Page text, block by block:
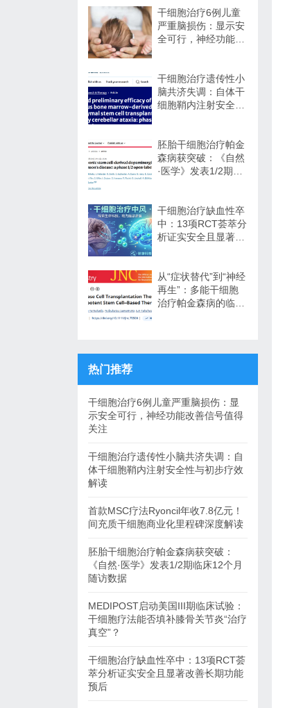
干细胞治疗6例儿童
严重脑损伤：显示安
全可行，神经功能改
干细胞治疗遗传性小
脑共济失调：自体干
细胞鞘内注射安全性
胚胎干细胞治疗帕金
森病获突破：《自然
·医学》发表1/2期临
干细胞治疗缺血性卒
中：13项RCT荟萃分
析证实安全且显著改
从“症状替代”到“神经
再生”：多能干细胞
治疗帕金森病的临床
热门推荐
干细胞治疗6例儿童严重脑损伤：显
示安全可行，神经功能改善信号值得
关注
干细胞治疗遗传性小脑共济失调：自
体干细胞鞘内注射安全性与初步疗效
解读
首款MSC疗法Ryoncil年收7.8亿元！
间充质干细胞商业化里程碑深度解读
胚胎干细胞治疗帕金森病获突破：
《自然·医学》发表1/2期临床12个月
随访数据
MEDIPOST启动美国III期临床试验：
干细胞疗法能否填补膝骨关节炎“治疗
真空”？
干细胞治疗缺血性卒中：13项RCT荟
萃分析证实安全且显著改善长期功能
预后